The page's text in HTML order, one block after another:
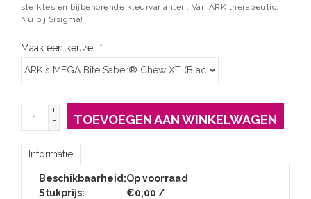
sterktes en bijbehorende kleurvarianten. Van ARK therapeutic.
Nu bij Sisigma!
Maak een keuze: *
+
-
TOEVOEGEN AAN WINKELWAGEN
Informatie
Beschikbaarheid:Op voorraad
Stukprijs:
€0,00 /